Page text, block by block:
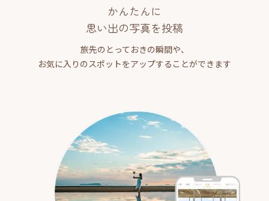
かんたんに
思い出の写真を投稿
旅先のとっておきの瞬間や、
お気に入りのスポットをアップすることができます